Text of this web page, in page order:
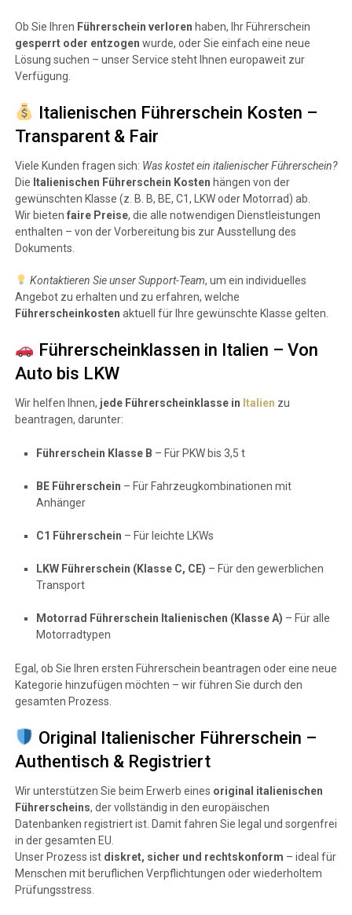
Ob Sie Ihren Führerschein verloren haben, Ihr Führerschein
gesperrt oder entzogen wurde, oder Sie einfach eine neue
Lösung suchen – unser Service steht Ihnen europaweit zur
Verfügung.
Italienischen Führerschein Kosten –
Transparent & Fair
Viele Kunden fragen sich: Was kostet ein italienischer Führerschein?
Die Italienischen Führerschein Kosten hängen von der
gewünschten Klasse (z. B. B, BE, C1, LKW oder Motorrad) ab.
Wir bieten faire Preise, die alle notwendigen Dienstleistungen
enthalten – von der Vorbereitung bis zur Ausstellung des
Dokuments.
Kontaktieren Sie unser Support-Team, um ein individuelles
Angebot zu erhalten und zu erfahren, welche
Führerscheinkosten aktuell für Ihre gewünschte Klasse gelten.
Führerscheinklassen in Italien – Von
Auto bis LKW
Wir helfen Ihnen, jede Führerscheinklasse in Italien zu
beantragen, darunter:
Führerschein Klasse B – Für PKW bis 3,5 t
BE Führerschein – Für Fahrzeugkombinationen mit
Anhänger
C1 Führerschein – Für leichte LKWs
LKW Führerschein (Klasse C, CE) – Für den gewerblichen
Transport
Motorrad Führerschein Italienischen (Klasse A) – Für alle
Motorradtypen
Egal, ob Sie Ihren ersten Führerschein beantragen oder eine neue
Kategorie hinzufügen möchten – wir führen Sie durch den
gesamten Prozess.
Original Italienischer Führerschein –
Authentisch & Registriert
Wir unterstützen Sie beim Erwerb eines original italienischen
Führerscheins, der vollständig in den europäischen
Datenbanken registriert ist. Damit fahren Sie legal und sorgenfrei
in der gesamten EU.
Unser Prozess ist diskret, sicher und rechtskonform – ideal für
Menschen mit beruflichen Verpflichtungen oder wiederholtem
Prüfungsstress.